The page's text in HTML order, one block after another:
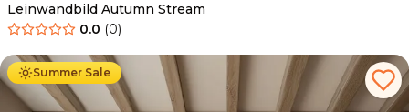
Leinwandbild Autumn Stream
0.0 (0)
Summer Sale
Ab 39.90 € 34.90